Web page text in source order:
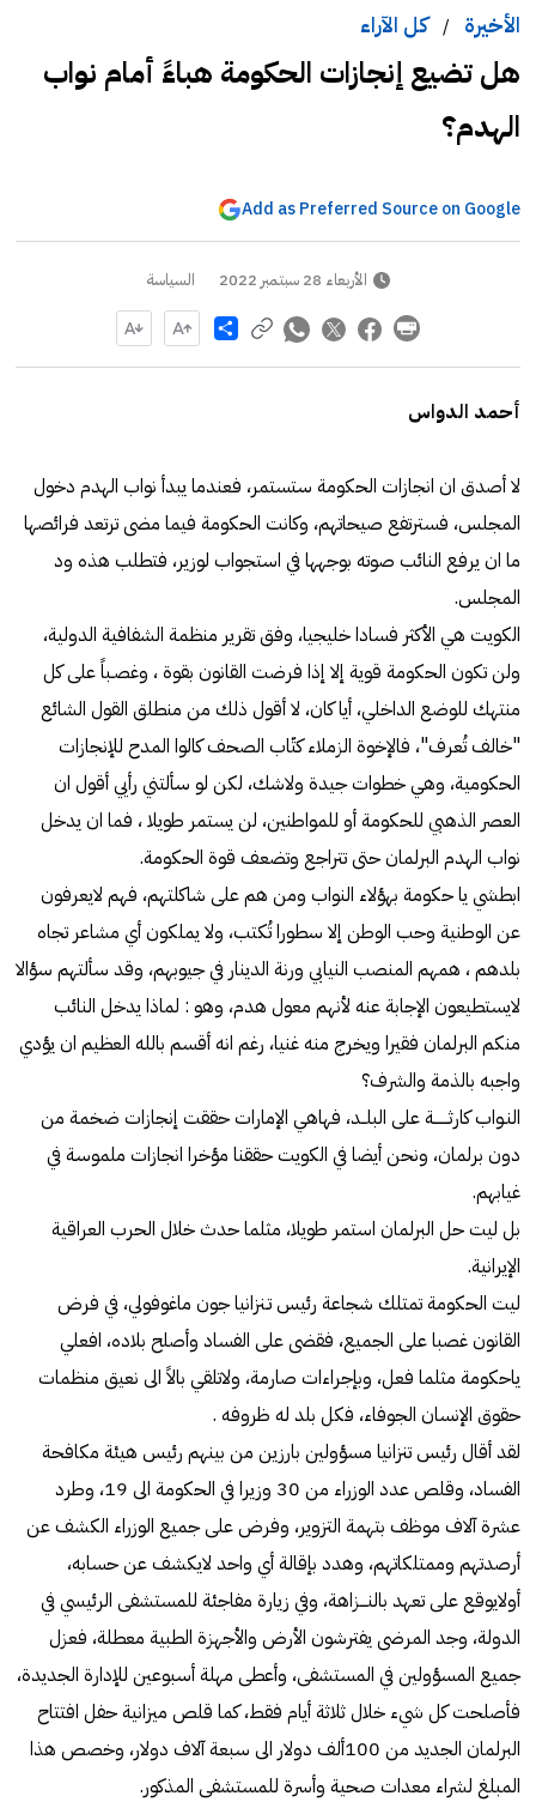
الأخيرة /كل الآراء
هل تضيع إنجازات الحكومة هباءً أمام نواب
الهدم؟
Add as Preferred Source on Google
الأربعاء 28 سبتمبر 2022 السياسة
Share
أحمد الدواس
لا أصدق ان انجازات الحكومة ستستمر، فعندما يبدأ نواب الهدم دخول
المجلس، فسترتفع صيحاتهم، وكانت الحكومة فيما مضى ترتعد فرائصها
ما ان يرفع النائب صوته بوجهها في استجواب لوزير، فتطلب هذه ود
المجلس.
الكويت هي الأكثر فسادا خليجيا، وفق تقرير منظمة الشفافية الدولية،
ولن تكون الحكومة قوية إلا إذا فرضت القانون بقوة ، وغصـباً على كل
منتهك للوضع الداخلي، أيا كان، لا أقول ذلك من منطلق القول الشائع
"خالف تُعرف"، فالإخوة الزملاء كتّاب الصحف كالوا المدح للإنجازات
الحكومية، وهي خطوات جيدة ولاشك، لكن لو سألتني رأيي أقول ان
العصر الذهبي للحكومة أو للمواطنين، لن يستمر طويلا ، فما ان يدخل
نواب الهدم البرلمان حتى تتراجع وتضعف قوة الحكومة.
ابطشي يا حكومة بهؤلاء النواب ومن هم على شاكلتهم، فهم لايعرفون
عن الوطنية وحب الوطن إلا سطورا تُكتب، ولا يملكون أي مشاعر تجاه
بلدهم ، همهم المنصب النيابي ورنة الدينار في جيوبهم، وقد سألتهم سؤالا
لايستطيعون الإجابة عنه لأنهم معول هدم، وهو : لماذا يدخل النائب
منكم البرلمان فقيرا ويخرج منه غنيا، رغم انه أقسم بالله العظيم ان يؤدي
واجبه بالذمة والشرف؟
النـواب كارثــــــة على البلــد، فهاهي الإمارات حققت إنجازات ضخمة من
دون برلمان، ونحن أيضا في الكويت حققنا مؤخرا انجازات ملموسة في
غيابهم.
بل ليت حل البرلمان استمر طويلا، مثلما حدث خلال الحرب العراقية
الإيرانية.
ليت الحكومة تمتلك شجاعة رئيس تـنزانيا جون ماغوفولي، في فرض
القانون غصبا على الجميع، فقضى على الفساد وأصلح بلاده، افعلي
ياحكومة مثلما فعل، وبإجراءات صارمة، ولاتلقي بالاً الى نعيق منظمات
حقوق الإنسان الجوفاء، فكل بلد له ظروفه .
لقد أقال رئيس تنزانيا مسؤولين بارزين من بينهم رئيس هيئة مكافحة
الفساد، وقلص عدد الوزراء من 30 وزيرا في الحكومة الى 19، وطرد
عشرة آلاف موظف بتهمة التزوير، وفرض على جميع الوزراء الكشف عن
أرصدتهم وممتلكاتهم، وهدد بإقالة أي واحد لايكشف عن حسابه،
أولايوقع على تعهد بالنـــزاهة، وفي زيارة مفاجئة للمستشفى الرئيسي في
الدولة، وجد المرضى يفترشون الأرض والأجهزة الطبية معطلة، فعزل
جميع المسؤولين في المستشفى، وأعطى مهلة أسبوعين للإدارة الجديدة،
فأصلحت كل شيء خلال ثلاثة أيام فقط، كما قلص ميزانية حفل افتتاح
البرلمان الجديد من 100ألف دولار الى سبعة آلاف دولار، وخصص هذا
المبلغ لشراء معدات صحية وأسرة للمستشفى المذكور.